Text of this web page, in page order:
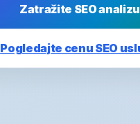
Zatražite SEO analizu
Pogledajte cenu SEO